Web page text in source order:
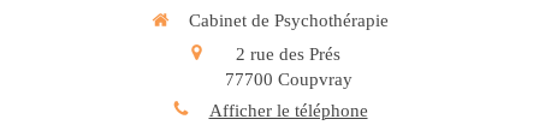
Cabinet de Psychothérapie
2 rue des Prés
77700 Coupvray
Afficher le téléphone